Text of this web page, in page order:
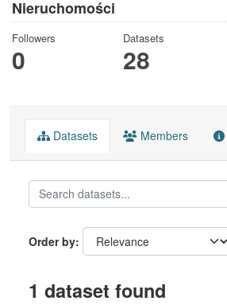
Nieruchomości
Followers
0
Datasets
28
Datasets Members
Order by
1 dataset found